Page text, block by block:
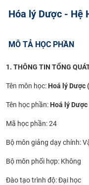
KHOA HỌC CÔNG
HTQT
Hóa lý Dược - Hệ
MÔ TẢ HỌC PHẦN
1. THÔNG TIN TỔNG
Tên môn học: Hoá lý Dược (
Tên học phần: Hoá lý Dược
Mã học phần: 24
Bộ môn giảng dạy chính:
Bộ môn phối hợp: Không
Đào tạo trình độ: Đại học